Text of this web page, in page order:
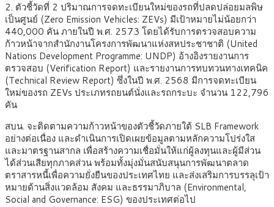
2. ตัวชี้วัดที่ 2 ปริมาณการจดทะเบียนใหม่ของรถที่ปลดปล่อยมลพิษ
เป็นศูนย์ (Zero Emission Vehicles: ZEVs) มีเป้าหมายไม่น้อยกว่า
440,000 คัน ภายในปี พ.ศ. 2573 โดยได้รับการตรวจสอบความ
ก้าวหน้าจากสำนักงานโครงการพัฒนาแห่งสหประชาชาติ (United
Nations Development Programme: UNDP) อ้างอิงรายงานการ
ตรวจสอบ (Verification Report) และรายงานการทบทวนทางเทคนิค
(Technical Review Report) ซึ่งในปี พ.ศ. 2568 มีการจดทะเบียน
ใหม่ของรถ ZEVs ประเภทรถยนต์นั่งและรถกระบะ จำนวน 122,796
คัน
สบน. จะติดตามความก้าวหน้าของตัวชี้วัดภายใต้ SLB Framework
อย่างต่อเนื่อง และดำเนินการเปิดเผยข้อมูลตามหลักความโปร่งใส
และมาตรฐานสากล เพื่อสร้างความเชื่อมั่นให้แก่ผู้ลงทุนและผู้มีส่วน
ได้ส่วนเสียทุกภาคส่วน พร้อมทั้งมุ่งมั่นสนับสนุนการพัฒนาตลาด
ตราสารหนี้เพื่อความยั่งยืนของประเทศไทย และส่งเสริมการบรรลุเป้า
หมายด้านสิ่งแวดล้อม สังคม และธรรมาภิบาล (Environmental,
Social and Governance: ESG) ของประเทศต่อไป